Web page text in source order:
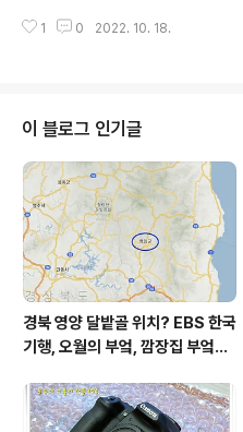
라 나 있는 '걷기 위한 길'을 ..
수원을 하고 계신데요. 2만 4천 평의 과수
3 * 블로그 내 한국기행 관련 작성글 보
k.tistory.com/EBS 한국기행 아래 지도
전남 영광군 박이준 씨 부부의 태추단감
치입니다. 지도 우측 상단에 고창군청이,
영광군..
1 0 2022. 10. 18.
이 블로그 인기글
경북 영양 달밭골 위치? EBS 한국
기행, 오월의 부엌, 깜장집 부엌은
어디? / 경상북도 영양군 가볼 만
한 곳, 영양읍 상원리. KBS 인간극